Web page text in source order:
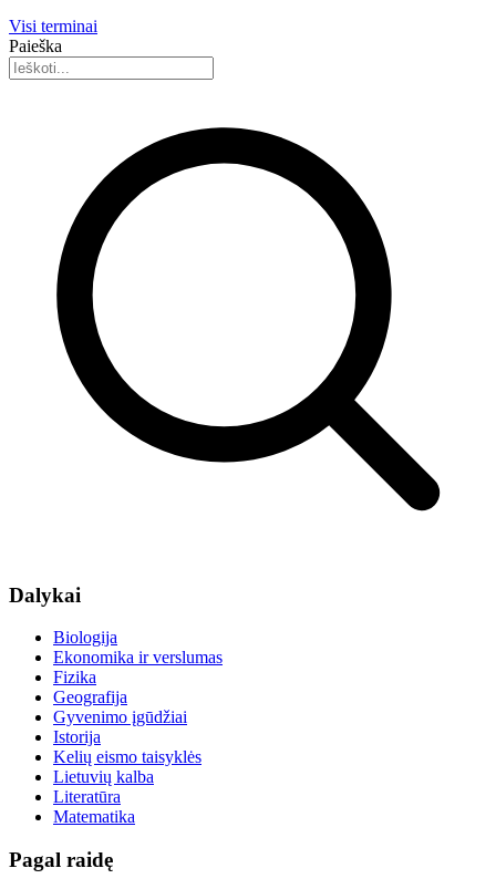
Visi terminai
Paieška
Dalykai
Biologija
Ekonomika ir verslumas
Fizika
Geografija
Gyvenimo įgūdžiai
Istorija
Kelių eismo taisyklės
Lietuvių kalba
Literatūra
Matematika
Pagal raidę